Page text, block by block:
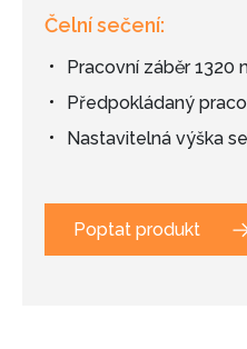
Čelní sečení:
Pracovní záběr 1320
Předpokládaný
Nastavitelná výška
Poptat produkt